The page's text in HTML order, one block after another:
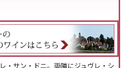
・サン・ドニ。両隣にジュヴレ・シ